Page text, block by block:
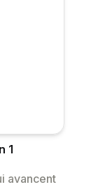
1
avancent